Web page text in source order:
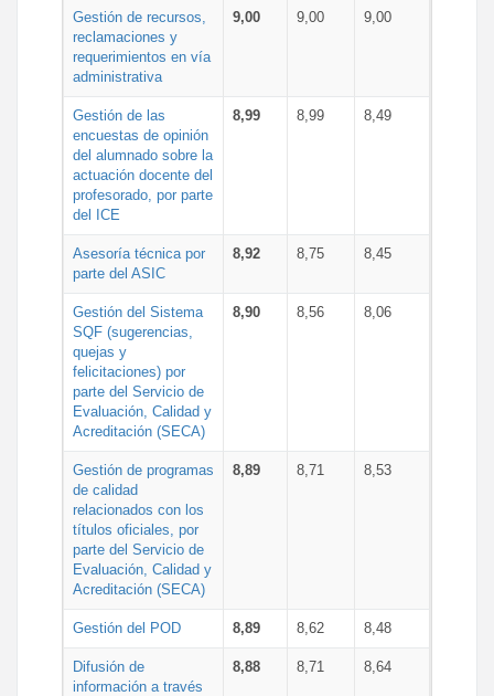
Gestión de recursos,
reclamaciones y
requerimientos en vía
administrativa
9,00 9,00 9,00
Gestión de las
encuestas de opinión
del alumnado sobre la
actuación docente del
profesorado, por parte
del ICE
8,99 8,99 8,49
Asesoría técnica por
parte del ASIC
8,92 8,75 8,45
Gestión del Sistema
SQF (sugerencias,
quejas y
felicitaciones) por
parte del Servicio de
Evaluación, Calidad y
Acreditación (SECA)
8,90 8,56 8,06
Gestión de programas
de calidad
relacionados con los
títulos oficiales, por
parte del Servicio de
Evaluación, Calidad y
Acreditación (SECA)
8,89 8,71 8,53
Gestión del POD 8,89 8,62 8,48
Difusión de
información a través
8,88 8,71 8,64